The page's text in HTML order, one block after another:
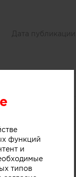
Дата публикации:
функций
и
типов